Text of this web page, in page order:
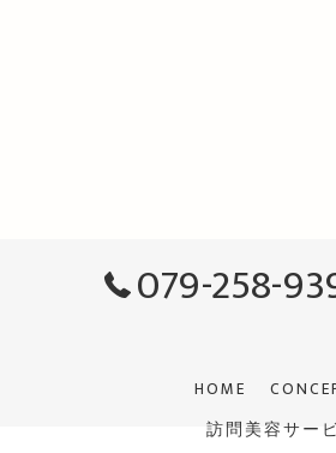
079-258-
HOME
訪問美容サー